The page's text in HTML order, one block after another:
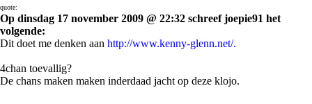
quote:
Op dinsdag 17 november 2009 @ 22:32 schreef joepie91 het
volgende:
Dit doet me denken aan http://www.kenny-glenn.net/.
4chan toevallig?
De chans maken maken inderdaad jacht op deze klojo.